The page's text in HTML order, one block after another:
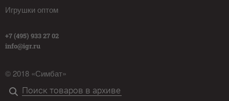
Игрушки оптом
+7 (495) 933 27 02
info@igr.ru
© 2018 «Симбат»